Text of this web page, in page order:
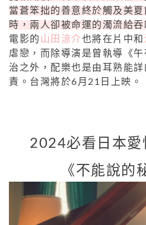
當蒼笨拙的善意終於觸及美
時，兩人卻被命運的濁流給吞
電影的 山田涼介也將在片中和
虐戀，而除導演是曾執導《
治之外，配樂也是由耳熟能
責。台灣將於6月21日上映。
2024必看日本愛
《不能說的